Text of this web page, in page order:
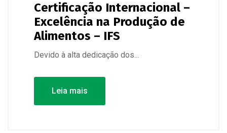
Certificação Internacional –
Excelência na Produção de
Alimentos – IFS
Devido à alta dedicação dos...
Leia mais